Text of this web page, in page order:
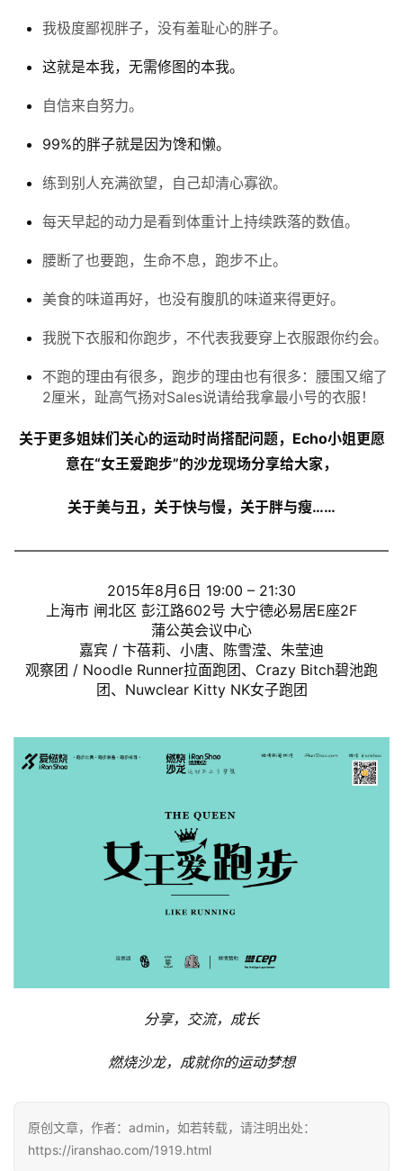
我极度鄙视胖子，没有羞耻心的胖子。
这就是本我，无需修图的本我。
自信来自努力。
99%的胖子就是因为馋和懒。
练到别人充满欲望，自己却清心寡欲。
每天早起的动力是看到体重计上持续跌落的数值。
腰断了也要跑，生命不息，跑步不止。
美食的味道再好，也没有腹肌的味道来得更好。
我脱下衣服和你跑步，不代表我要穿上衣服跟你约会。
不跑的理由有很多，跑步的理由也有很多：腰围又缩了
2厘米，趾高气扬对Sales说请给我拿最小号的衣服！
关于更多姐妹们关心的运动时尚搭配问题，Echo小姐更愿
意在“女王爱跑步”的沙龙现场分享给大家，
关于美与丑，关于快与慢，关于胖与瘦……
——————————————————————————
2015年8月6日 19:00 – 21:30
上海市 闸北区 彭江路602号 大宁德必易居E座2F
蒲公英会议中心
嘉宾 / 卞蓓莉、小唐、 陈雪滢、 朱莹迪
观察团 / Noodle Runner拉面跑团、Crazy Bitch碧池跑
团、Nuwclear Kitty NK女子跑团
分享，交流，成长
燃烧沙龙，成就你的运动梦想
原创文章，作者：admin，如若转载，请注明出处：
https://iranshao.com/1919.html